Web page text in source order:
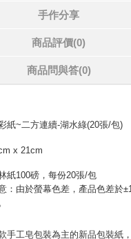
手作分享
商品評價(0)
商品問與答(0)
紙~二方連續-湖水綠(20張/包)
x 21cm
紙100磅，每份20張/包
：由於螢幕色差，產品色差於
手工皂包裝為主的新品包裝紙